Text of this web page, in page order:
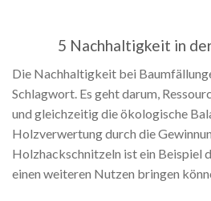
5 Nachhaltigkeit in
Die Nachhaltigkeit bei
Schlagwort. Es geht darum,
und gleichzeitig die ökologische
Holzverwertung durch die
Holzhackschnitzeln ist ein Beispiel
einen weiteren Nutzen bringen